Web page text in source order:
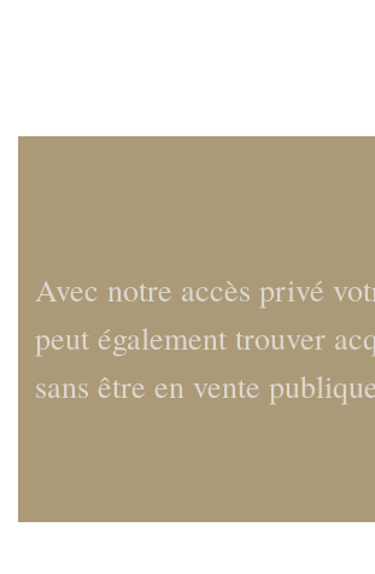
Avec notre accès privé
peut également trouver
sans être en vente